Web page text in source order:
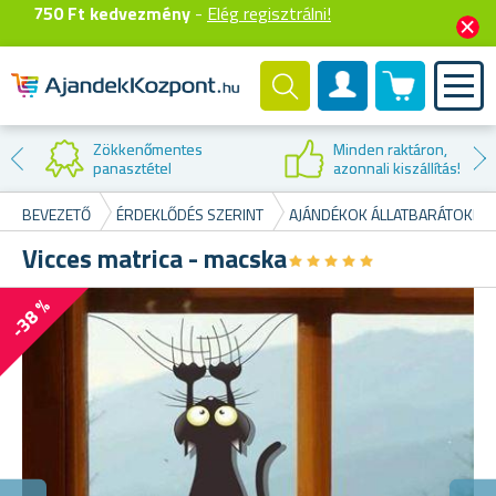
750 Ft kedvezmény - Elég regisztrálni!
Felhasználók fiók
0 termék
Minden raktáron,
azonnali kiszállítás!
BEVEZETŐ
ÉRDEKLŐDÉS SZERINT AJÁNDÉKOK
Vicces matrica - macska★★★★★
★★★★★
-38 %